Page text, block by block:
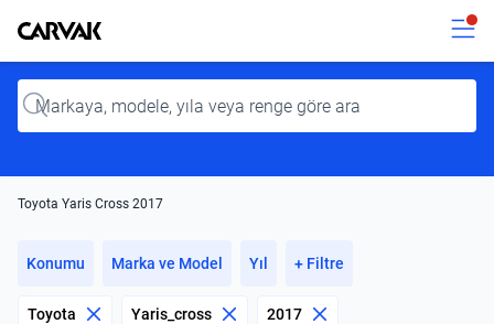
Kavak
Input
Toyota Yaris Cross 2017
Konumu Marka ve Model Yıl + Filtre
Toyota Yaris_cross 2017